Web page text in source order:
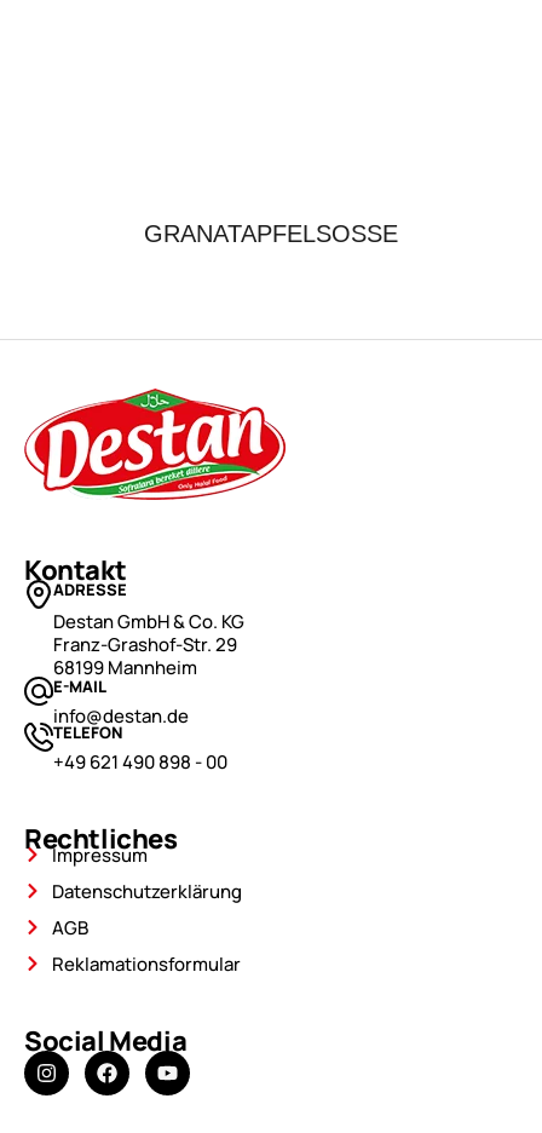
GRANATAPFELSOSSE
Kontakt
ADRESSE
Destan GmbH & Co. KG
Franz-Grashof-Str. 29
68199 Mannheim
E-MAIL
info@destan.de
TELEFON
+49 621 490 898 - 00
Rechtliches
Impressum
Datenschutzerklärung
AGB
Reklamationsformular
Social Media